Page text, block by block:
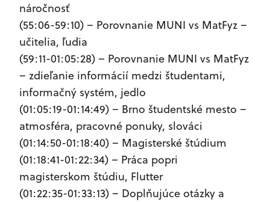
náročnosť
(55:06-59:10) – Porovnanie MUNI vs MatFyz –
učitelia, ľudia
(59:11-01:05:28) – Porovnanie MUNI vs MatFyz
– zdieľanie informácií medzi študentami,
informačný systém, jedlo
(01:05:19-01:14:49) – Brno študentské mesto –
atmosféra, pracovné ponuky, slováci
(01:14:50-01:18:40) – Magisterské štúdium
(01:18:41-01:22:34) – Práca popri
magisterskom štúdiu, Flutter
(01:22:35-01:33:13) – Doplňujúce otázky a